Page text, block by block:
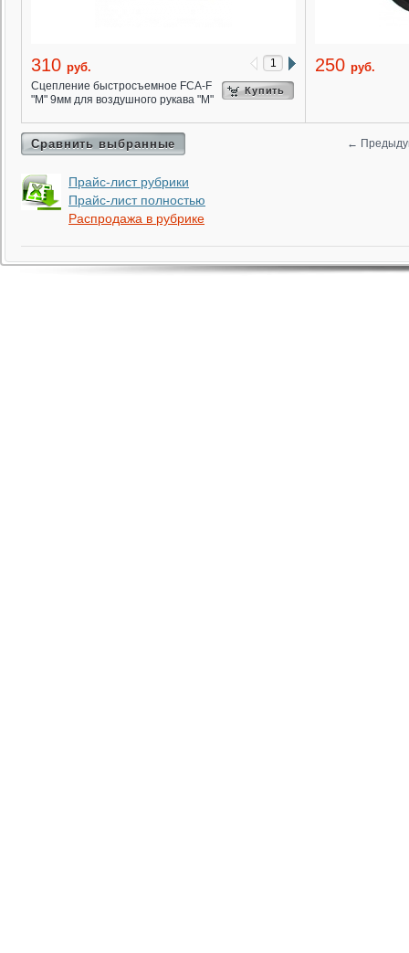
310 руб.
Купить
Сцепление быстросъемное FCA-F
"М" 9мм для воздушного рукава "М"
250 руб.
Сравнить выбранные ←
Прайс-лист рубрики
Прайс-лист полностью
Распродажа в рубрике